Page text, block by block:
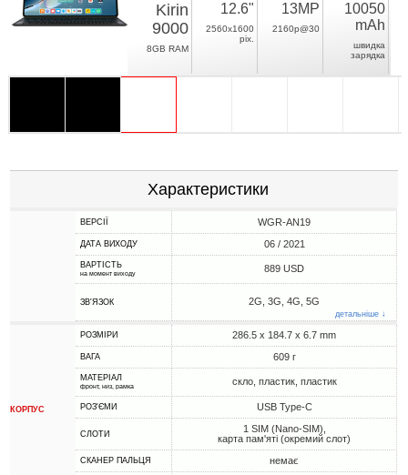
Kirin
9000
8GB RAM
12.6"
2560x1600
pix.
13MP
2160p@30
10050
mAh
швидка
зарядка
Характеристики
ВЕРСІЇ WGR-AN19
ДАТА ВИХОДУ 06 / 2021
ВАРТІСТЬ
на момент виходу 889 USD
ЗВ'ЯЗОК 2G, 3G, 4G, 5G
детальніше ↓
КОРПУС
РОЗМІРИ 286.5 x 184.7 x 6.7 mm
ВАГА 609 г
МАТЕРІАЛ
фронт, низ, рамка скло, пластик, пластик
РОЗ'ЄМИ USB Type-C
СЛОТИ
1 SIM (Nano-SIM),
карта пам'яті (окремий слот)
СКАНЕР ПАЛЬЦЯ немає